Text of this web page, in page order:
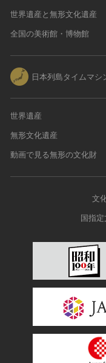
世界遺産と無形文化遺産
全国の美術館・博物館
日本列島タイムマシ
世界遺産
無形文化遺産
動画で見る無形の文化財
文
国指